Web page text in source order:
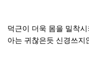
덕근이 더욱 몸을 밀착
아는 귀찮은듯 신경쓰지